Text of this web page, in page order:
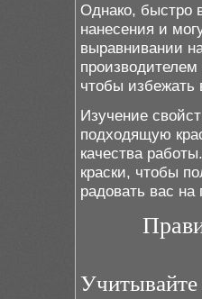
Однако, быстро
нанесения и
выравнивании
чтобы избежать
Изучение
подходящую
качества
краски, чтобы
радовать вас на
Учитывайте